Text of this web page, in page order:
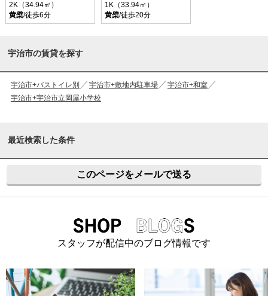
2K（34.94㎡）
黄檗/徒歩6分
1K（33.94㎡）
黄檗/徒歩20分
宇治市の賃貸を探す
宇治市+バストイレ別 宇治市+敷地内駐車場
宇治市+和室
宇治市+宇治市立岡屋小学校
最近検索した条件
このページをメールで送る
スタッフが配信中のブログ情報です